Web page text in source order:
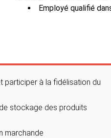
Employé qualifié
participer à la fidélisation du
stockage des produits
marchande